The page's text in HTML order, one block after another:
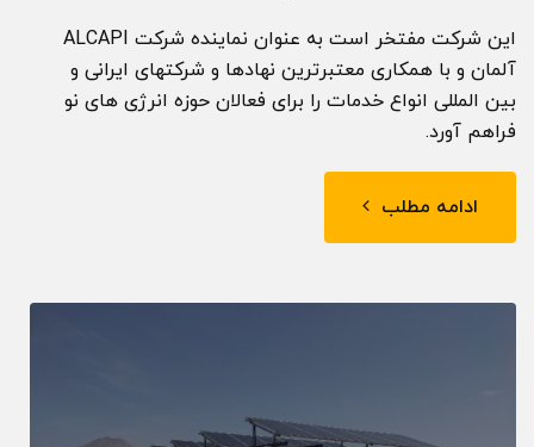
این شرکت مفتخر است به عنوان نماینده شرکت ALCAPI
آلمان و با همکاری معتبرترین نهادها و شرکتهای ایرانی و
بین المللی انواع خدمات را برای فعالان حوزه انرژی های نو
فراهم آورد.
ادامه مطلب